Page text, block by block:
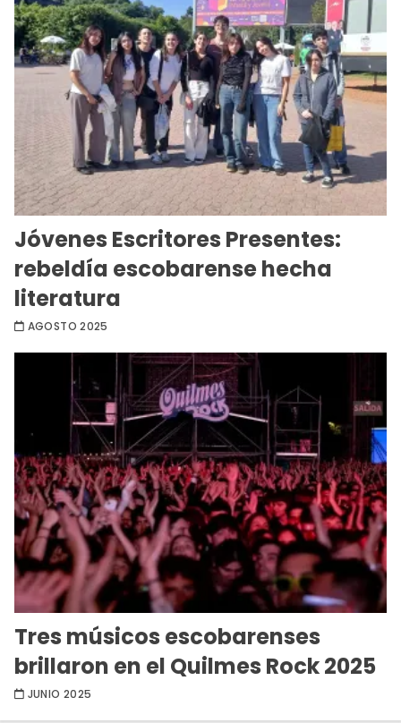
Jóvenes Escritores Presentes:
rebeldía escobarense hecha
literatura
AGOSTO 2025
Tres músicos escobarenses
brillaron en el Quilmes Rock 2025
JUNIO 2025